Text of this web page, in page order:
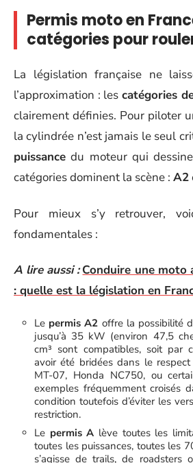
Permis moto en
catégories pour
La législation française ne
l’approximation : lescatégories
clairement définies. Pour piloter
la cylindrée n’est jamais le seul
puissance du moteur qui
catégories dominent la scène : A2
Pour mieux s’y retrouver,
fondamentales :
A lire aussi : Conduire une moto
: quelle est la législation en
Le permis A2 offre la possibilité
jusqu’à 35 kW (environ 47,5
cm³ sont compatibles, soit par
avoir été bridées dans le respect
MT-07, Honda NC750, ou
exemples fréquemment croisés
condition toutefois d’éviter les
restriction.
Le permis A lève toutes les
toutes les puissances, toutes les
s’agisse de trails, de roadsters